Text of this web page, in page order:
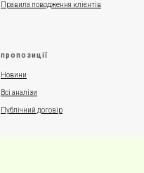
Правила поводження клієнтів
пропозиції
Новини
Всі аналізи
Публічний договір